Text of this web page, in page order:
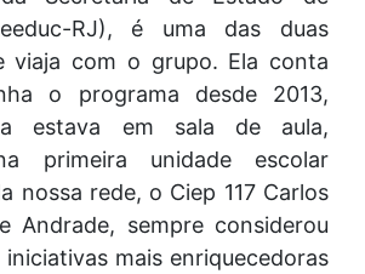
RJ), é uma das duas
viaja com o grupo. Ela conta
o programa desde 2013,
estava em sala de aula,
primeira unidade escolar
nossa rede, o Ciep 117 Carlos
Andrade, sempre considerou
iniciativas mais enriquecedoras